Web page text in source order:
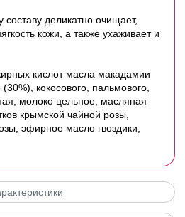
деликатно очищает,
кожи, а также ухаживает и
кислот масла макадамии
кокосового, пальмового,
молоко цельное, масляная
крымской чайной розы,
эфирное масло гвоздики,